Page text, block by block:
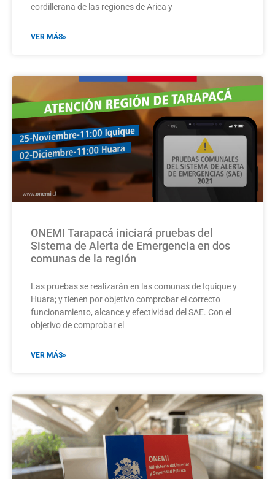
cordillerana de las regiones de Arica y
VER MÁS»
ONEMI Tarapacá iniciará pruebas del
Sistema de Alerta de Emergencia en dos
comunas de la región
Las pruebas se realizarán en las comunas de Iquique y
Huara; y tienen por objetivo comprobar el correcto
funcionamiento, alcance y efectividad del SAE. Con el
objetivo de comprobar el
VER MÁS»